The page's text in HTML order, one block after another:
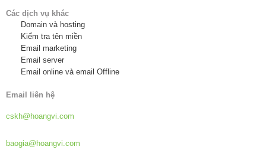
Các dịch vụ khác
Domain và hosting
Kiểm tra tên miền
Email marketing
Email server
Email online và email Offline
Email liên hệ
cskh@hoangvi.com
baogia@hoangvi.com